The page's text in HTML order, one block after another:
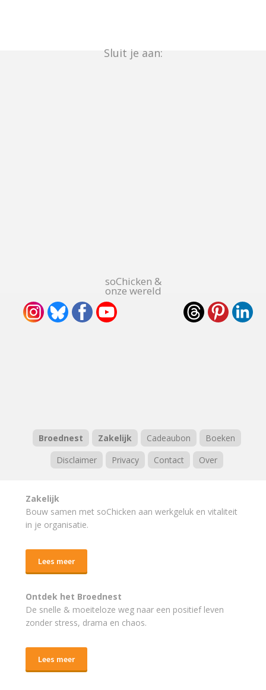
Sluit je aan:
soChicken &
onze wereld
Broednest Zakelijk Cadeaubon
Boeken
Disclaimer
Privacy Contact Over
Zakelijk
Bouw samen met soChicken aan werkgeluk en vitaliteit
in je organisatie.
Lees meer
Ontdek het Broednest
De snelle & moeiteloze weg naar een positief leven
zonder stress, drama en chaos.
Lees meer